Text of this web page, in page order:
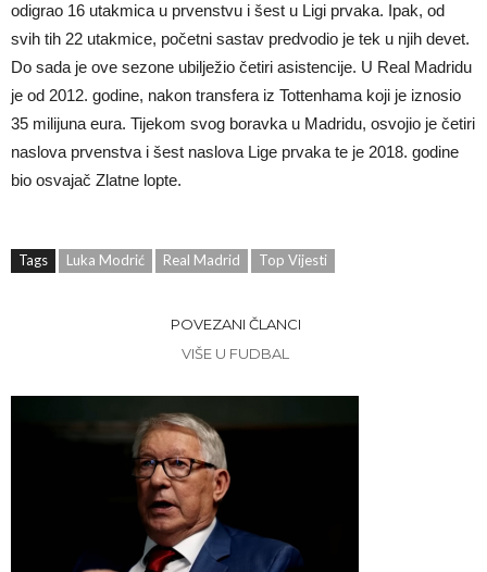
odigrao 16 utakmica u prvenstvu i šest u Ligi prvaka. Ipak, od
svih tih 22 utakmice, početni sastav predvodio je tek u njih devet.
Do sada je ove sezone ubilježio četiri asistencije. U Real Madridu
je od 2012. godine, nakon transfera iz Tottenhama koji je iznosio
35 milijuna eura. Tijekom svog boravka u Madridu, osvojio je četiri
naslova prvenstva i šest naslova Lige prvaka te je 2018. godine
bio osvajač Zlatne lopte.
Tags Luka Modrić Real Madrid Top Vijesti
POVEZANI ČLANCI
VIŠE U FUDBAL